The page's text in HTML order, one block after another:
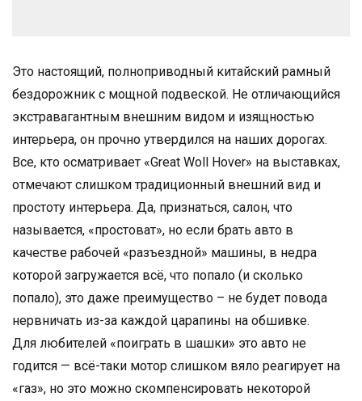
Это настоящий, полноприводный китайский рамный
бездорожник с мощной подвеской. Не отличающийся
экстравагантным внешним видом и изящностью
интерьера, он прочно утвердился на наших дорогах.
Все, кто осматривает «Great Woll Hover» на выставках,
отмечают слишком традиционный внешний вид и
простоту интерьера. Да, признаться, салон, что
называется, «простоват», но если брать авто в
качестве рабочей «разъездной» машины, в недра
которой загружается всё, что попало (и сколько
попало), это даже преимущество – не будет повода
нервничать из-за каждой царапины на обшивке.
Для любителей «поиграть в шашки» это авто не
годится — всё-таки мотор слишком вяло реагирует на
«газ», но это можно скомпенсировать некоторой